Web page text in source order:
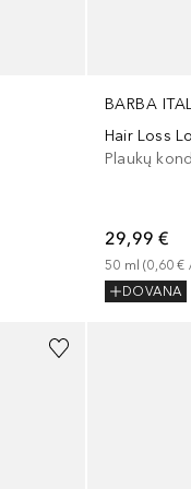
BARBA
Hair Loss
Plaukų
29,99 €
50 ml (0,60 €
DOVANA